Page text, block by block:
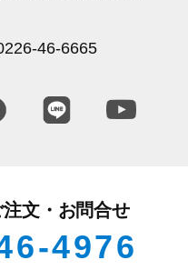
46-6665
文・お問合せ
4976